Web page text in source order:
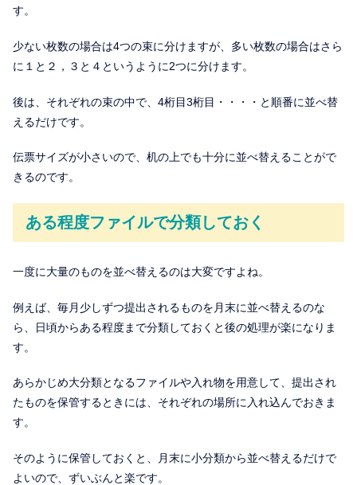
す。
少ない枚数の場合は4つの束に分けますが、多い枚数の場合はさら
に１と２，３と４というように2つに分けます。
後は、それぞれの束の中で、4桁目3桁目・・・・と順番に並べ替
えるだけです。
伝票サイズが小さいので、机の上でも十分に並べ替えることがで
きるのです。
ある程度ファイルで分類しておく
一度に大量のものを並べ替えるのは大変ですよね。
例えば、毎月少しずつ提出されるものを月末に並べ替えるのな
ら、日頃からある程度まで分類しておくと後の処理が楽になりま
す。
あらかじめ大分類となるファイルや入れ物を用意して、提出され
たものを保管するときには、それぞれの場所に入れ込んでおきま
す。
そのように保管しておくと、月末に小分類から並べ替えるだけで
よいので、ずいぶんと楽です。